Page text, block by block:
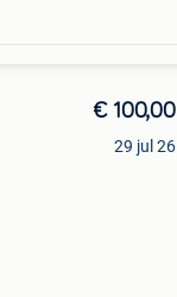
€ 100,00
29 jul 26